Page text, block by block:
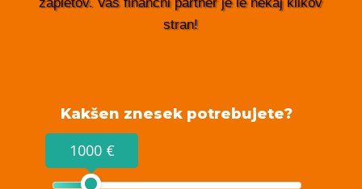
stran!
Kakšen znesek potrebujete?
1000 €